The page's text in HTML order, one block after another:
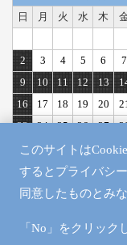
日
月 火 水 木
2
3 4 5 6 7
9
10 11 12 13
16
17 18 19 20
23
24 25 26 27
30
31
このサイトは
するとプライバシ
同意したものとみ
「No」をクリック